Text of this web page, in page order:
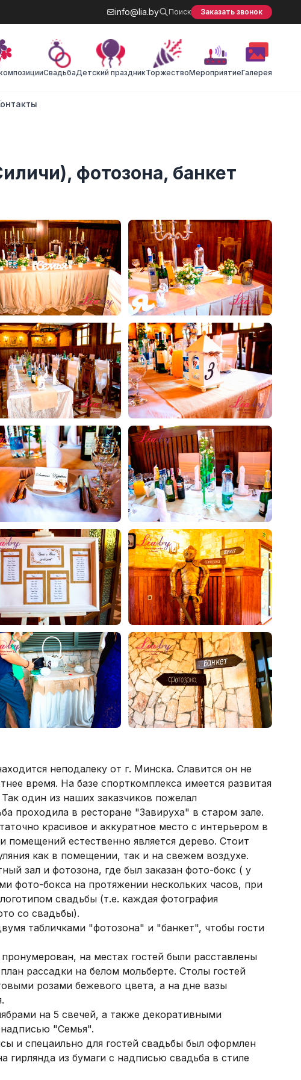
info@lia.by Поиск Заказать звонок
CвадьбаДетский праздникТоржествоМероприятиеГалерея
фотозона, банкет
неподалеку от г. Минска. Славится он не
время. На базе спорткомплекса имеется развитая
один из наших заказчиков пожелал
проходила в ресторане "Завируха" в старом зале.
красивое и аккуратное место с интерьером в
естественно является дерево. Стоит
как в помещении, так и на свежем воздухе.
зал и фотозона, где был заказан фото-бокс ( у
фото-бокса на протяжении нескольких часов, при
свадьбы (т.е. каждая фотография
со свадьбы).
табличками "фотозона" и "банкет", чтобы гости
на местах гостей были расставлены
рассадки на белом мольберте. Столы гостей
розами бежевого цвета, а на дне вазы
на 5 свечей, а также декоративными
"Семья".
и спецаильно для гостей свадьбы был оформлен
гирлянда из бумаги с надписью свадьба в стиле